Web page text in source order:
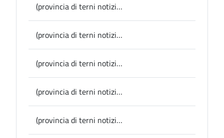
(provincia di terni notizie) Provincia, viabilità: partiti oggi i lavori sul ponte dell’Ortana a Narni
(provincia di terni notizie) Narni, al via il Maggio dei Libri fino al 29
(provincia di terni notizie) Lugnano in Teverina, parte dallo Spazio Fabbrica domani il Verdecoprente Umbria Fest
(provincia di terni notizie) Provincia, viabilità: al via lavori per oltre 500mila euro su tre strade provinciali
(provincia di terni notizie) Provincia, interrogazione di Marinelli (Nuova Provincia Terni) sulla Sp 46 di Tordimonte